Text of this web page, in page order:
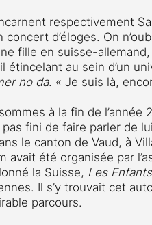
respectivement
d’éloges. On
fille en suisse-
étincelant au sein d’un
no da. « Je suis là,
à la fin de
pas fini de faire parler de
le canton de Vaud, à
été organisée par
la Suisse, Les
Il s’y trouvait cet
parcours.